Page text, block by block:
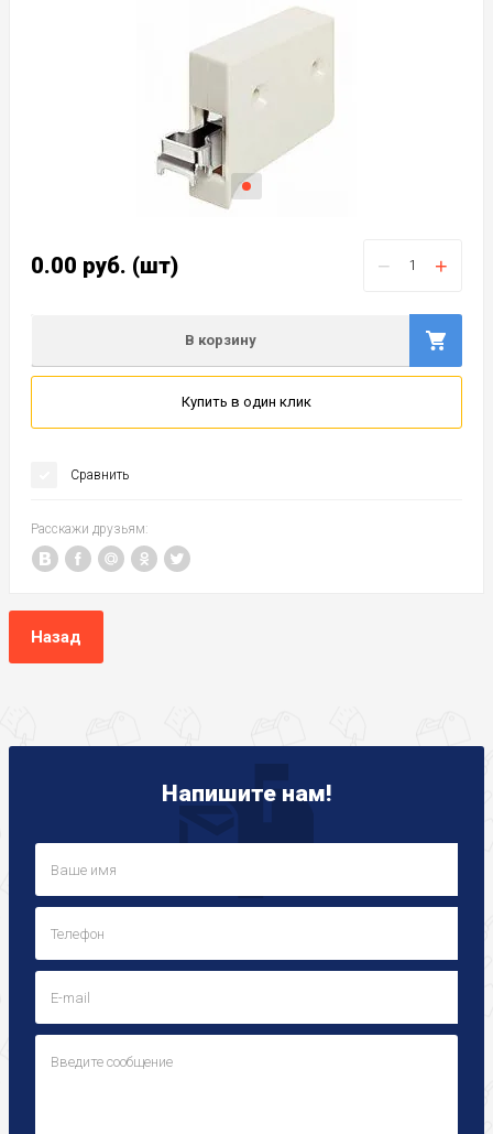
0.00 руб. (шт) − +
В корзину
Купить в один клик
Сравнить
Расскажи друзьям:
Назад
Напишите нам!